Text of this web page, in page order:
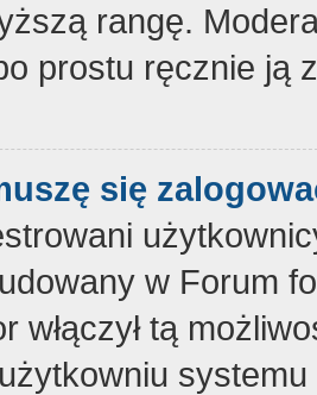
rangę.
prostu ręcznie ją
się
w Forum
włączył tą